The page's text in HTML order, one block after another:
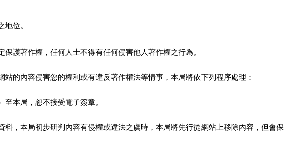
位。
護著作權，任何人士不得有任何侵害他人著作權之行為。
的內容侵害您的權利或有違反著作權法等情事，本局將依下列程序處理：
本局，恕不接受電子簽章。
，本局初步研判內容有侵權或違法之虞時，本局將先行從網站上移除內容，但會保